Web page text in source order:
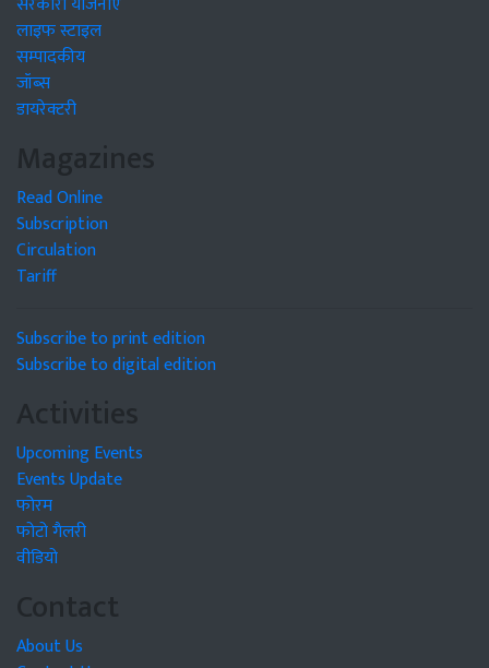
लाइफ स्टाइल
सम्पादकीय
जॉब्स
डायरेक्टरी
Magazines
Read Online
Subscription
Circulation
Tariff
Subscribe to print edition
Subscribe to digital edition
Activities
Upcoming Events
Events Update
फोरम
फोटो गैलरी
वीडियो
Contact
About Us